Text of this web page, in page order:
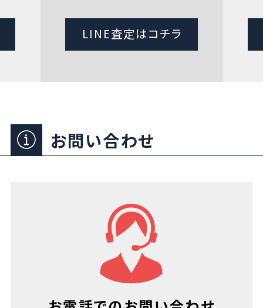
LINE査定はコチラ
お問い合わせ